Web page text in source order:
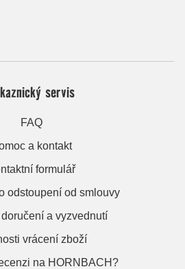
servis
FAQ
a kontakt
formulář
odstoupení od smlouvy
a vyzvednutí
vrácení zboží
na HORNBACH?